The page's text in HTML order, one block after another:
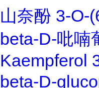
山奈酚 3-O-
beta-D-吡喃
Kaempferol
beta-D-